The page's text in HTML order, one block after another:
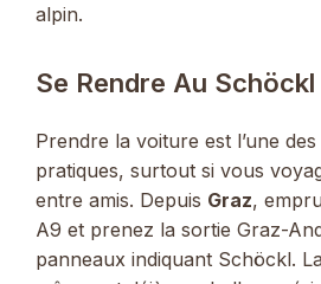
alpin.
Se Rendre Au
Prendre la voiture est l’une
pratiques, surtout si vous
entre amis. Depuis Graz,
A9 et prenez la sortie Graz-
panneaux indiquant Schöckl.